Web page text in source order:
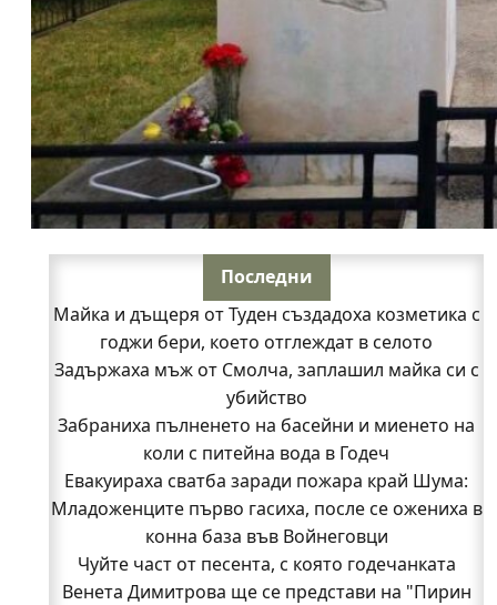
Последни
Майка и дъщеря от Туден създадоха козметика с
годжи бери, което отглеждат в селото
Задържаха мъж от Смолча, заплашил майка си с
убийство
Забраниха пълненето на басейни и миенето на
коли с питейна вода в Годеч
Евакуираха сватба заради пожара край Шума:
Младоженците първо гасиха, после се ожениха в
конна база във Войнеговци
Чуйте част от песента, с която годечанката
Венета Димитрова ще се представи на "Пирин